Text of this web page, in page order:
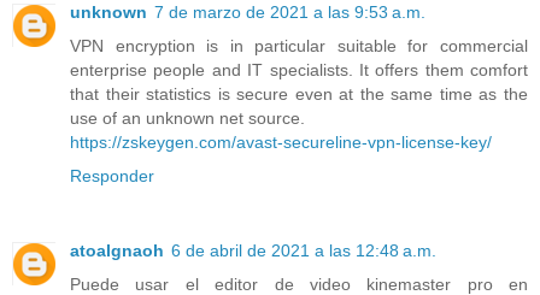
unknown 7 de marzo de 2021 a las 9:53 a.m.
VPN encryption is in particular suitable for commercial
enterprise people and IT specialists. It offers them comfort
that their statistics is secure even at the same time as the
use of an unknown net source.
https://zskeygen.com/avast-secureline-vpn-license-key/
Responder
atoalgnaoh 6 de abril de 2021 a las 12:48 a.m.
Puede usar el editor de video kinemaster pro en